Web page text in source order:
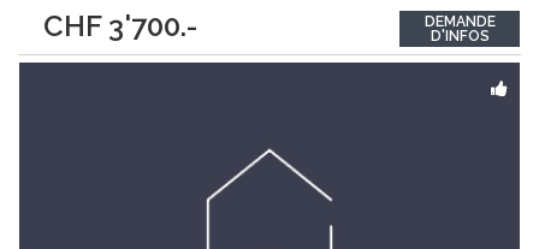
CHF 3'700.-
DEMANDE
D'INFOS